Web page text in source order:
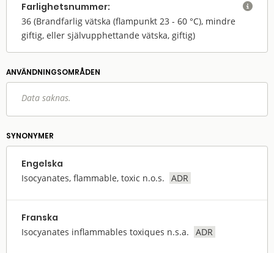
Farlighets­nummer:
36 (Brandfarlig vätska (flampunkt 23 - 60 °C), mindre
giftig, eller självupphettande vätska, giftig)

ANVÄNDNINGS­OMRÅDEN
Data saknas.
SYNONYMER
Engelska
Isocyanates, flammable, toxic n.o.s. ADR
Franska
Isocyanates inflammables toxiques n.s.a. ADR